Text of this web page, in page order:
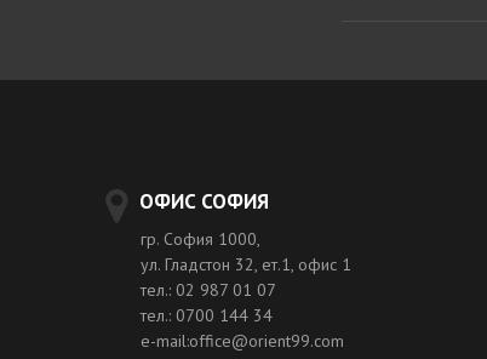
ОФИС СОФИЯ
гр. София 1000,
ул. Гладстон 32, ет.1, офис 1
тел.: 02 987 01 07
тел.: 0700 144 34
e-mail:office@orient99.com